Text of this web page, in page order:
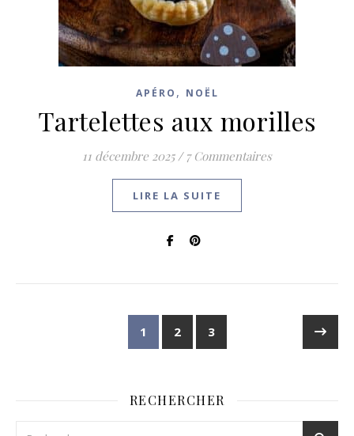
APÉRO , NOËL
Tartelettes aux morilles
11 décembre 2025 / 7 Commentaires
LIRE LA SUITE
1 2 3
RECHERCHER